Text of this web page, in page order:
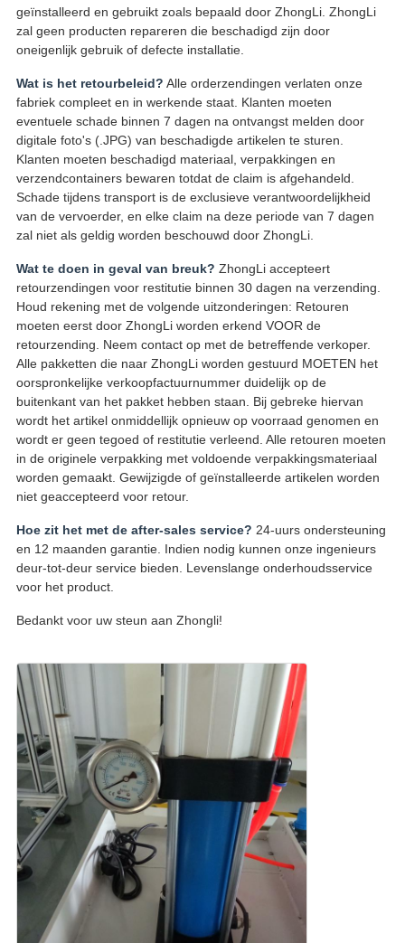
geïnstalleerd en gebruikt zoals bepaald door ZhongLi. ZhongLi
zal geen producten repareren die beschadigd zijn door
oneigenlijk gebruik of defecte installatie.
Wat is het retourbeleid? Alle orderzendingen verlaten onze
fabriek compleet en in werkende staat. Klanten moeten
eventuele schade binnen 7 dagen na ontvangst melden door
digitale foto's (.JPG) van beschadigde artikelen te sturen.
Klanten moeten beschadigd materiaal, verpakkingen en
verzendcontainers bewaren totdat de claim is afgehandeld.
Schade tijdens transport is de exclusieve verantwoordelijkheid
van de vervoerder, en elke claim na deze periode van 7 dagen
zal niet als geldig worden beschouwd door ZhongLi.
Wat te doen in geval van breuk? ZhongLi accepteert
retourzendingen voor restitutie binnen 30 dagen na verzending.
Houd rekening met de volgende uitzonderingen: Retouren
moeten eerst door ZhongLi worden erkend VOOR de
retourzending. Neem contact op met de betreffende verkoper.
Alle pakketten die naar ZhongLi worden gestuurd MOETEN het
oorspronkelijke verkoopfactuurnummer duidelijk op de
buitenkant van het pakket hebben staan. Bij gebreke hiervan
wordt het artikel onmiddellijk opnieuw op voorraad genomen en
wordt er geen tegoed of restitutie verleend. Alle retouren moeten
in de originele verpakking met voldoende verpakkingsmateriaal
worden gemaakt. Gewijzigde of geïnstalleerde artikelen worden
niet geaccepteerd voor retour.
Hoe zit het met de after-sales service? 24-uurs ondersteuning
en 12 maanden garantie. Indien nodig kunnen onze ingenieurs
deur-tot-deur service bieden. Levenslange onderhoudsservice
voor het product.
Bedankt voor uw steun aan Zhongli!